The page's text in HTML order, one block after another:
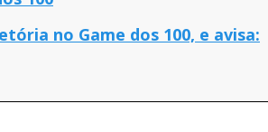
no Game dos 100, e avisa: